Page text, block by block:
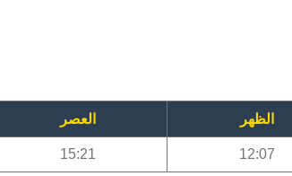
الظهر العصر
12:07
15:21